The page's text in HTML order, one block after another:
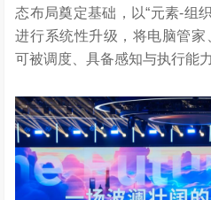
态布局奠定基础，以“元素-组
进行系统性升级，将电脑管
可被调度、具备感知与执行能力